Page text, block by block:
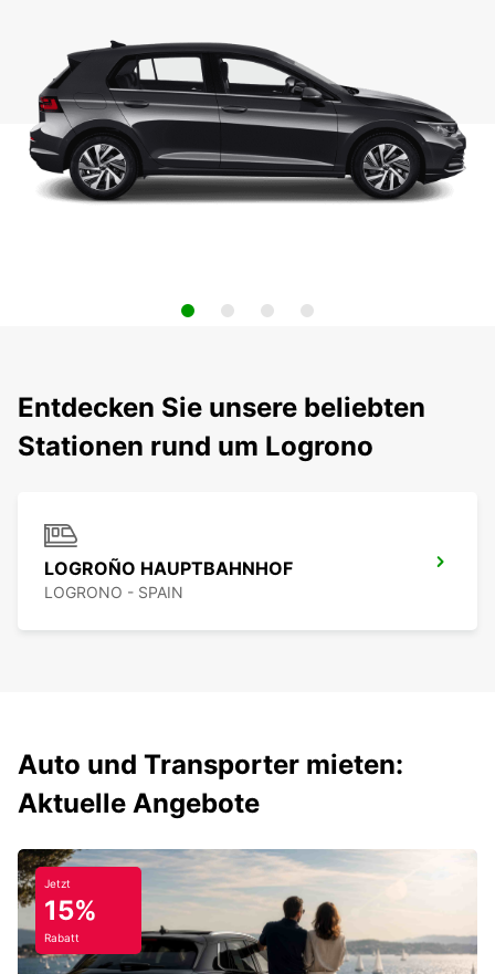
Entdecken Sie unsere beliebten
Stationen rund um Logrono
LOGROÑO HAUPTBAHNHOF
LOGRONO - SPAIN
Auto und Transporter mieten:
Aktuelle Angebote
Jetzt
15%
Rabatt